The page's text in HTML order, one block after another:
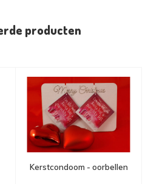
producten
Kerstcondoom - oorbellen